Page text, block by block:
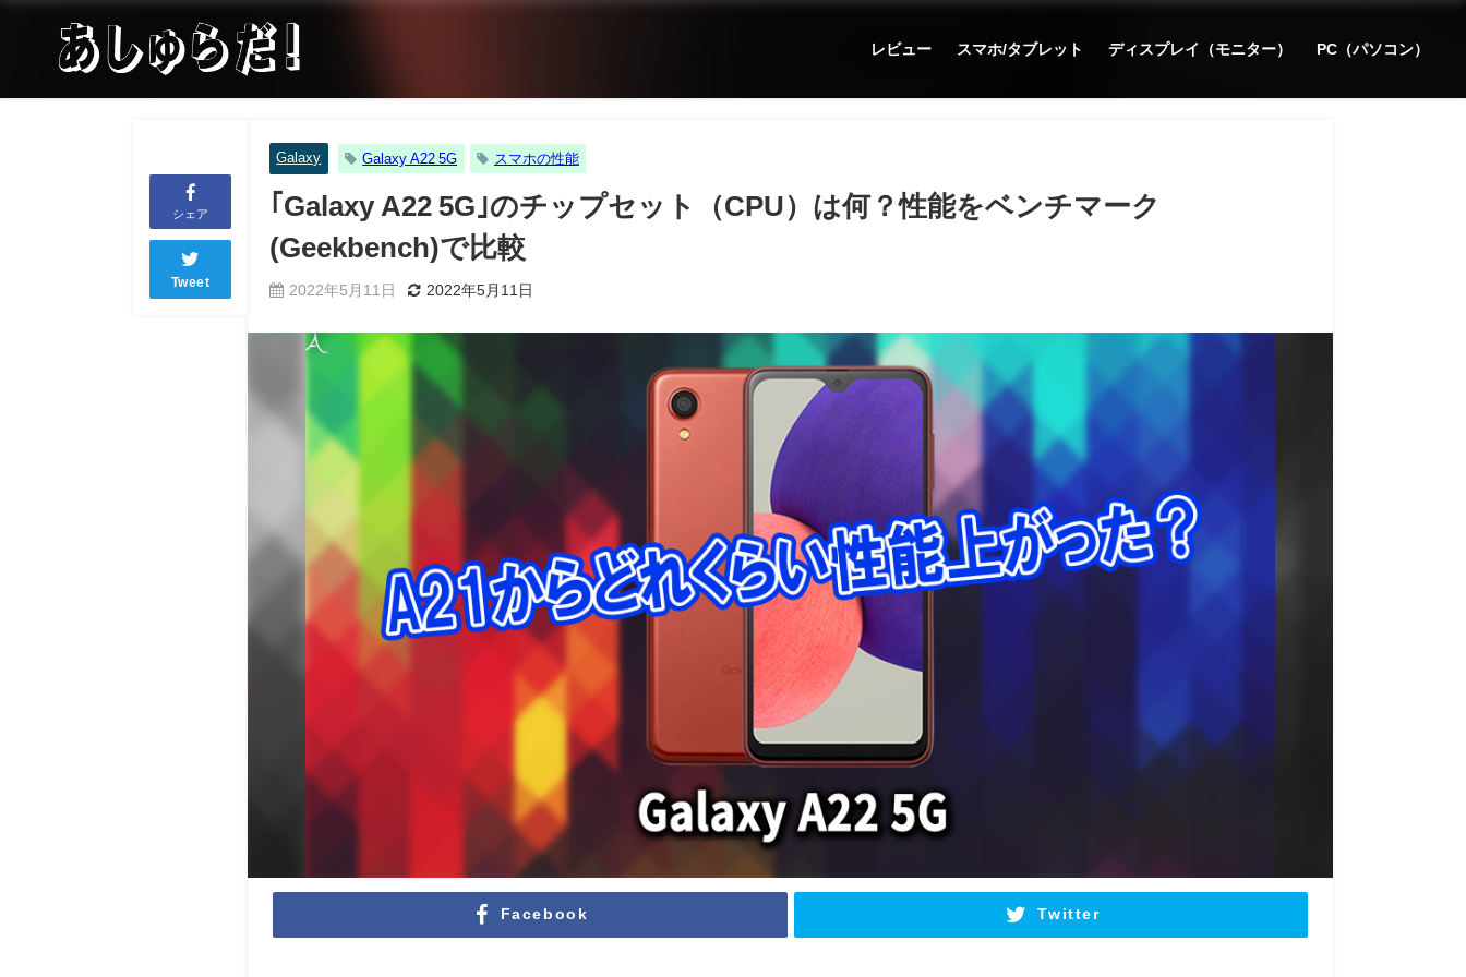
レビュー スマホ/タブレット ディスプレイ（モニター） PC（パソコン）
シェア
Tweet
Galaxy Galaxy A22 5G スマホの性能
｢Galaxy A22 5G｣のチップセット（CPU）は何？性能をベンチマーク
(Geekbench)で比較
2022年5月11日 2022年5月11日
Facebook Twitter